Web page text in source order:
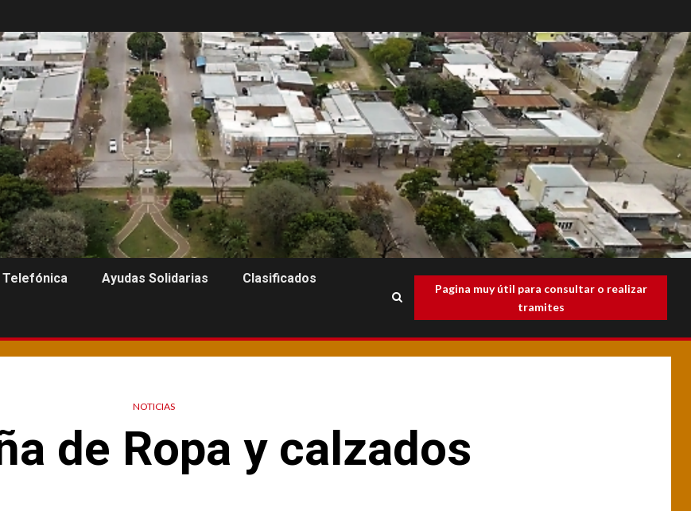
Telefónica Ayudas Solidarias Clasificados
Pagina muy útil para consultar o realizar
tramites
NOTICIAS
de Ropa y calzados